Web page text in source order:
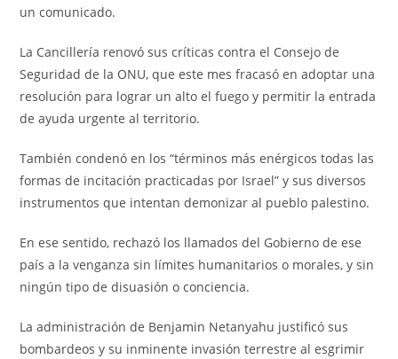
un comunicado.
La Cancillería renovó sus críticas contra el Consejo de
Seguridad de la ONU, que este mes fracasó en adoptar una
resolución para lograr un alto el fuego y permitir la entrada
de ayuda urgente al territorio.
También condenó en los “términos más enérgicos todas las
formas de incitación practicadas por Israel” y sus diversos
instrumentos que intentan demonizar al pueblo palestino.
En ese sentido, rechazó los llamados del Gobierno de ese
país a la venganza sin límites humanitarios o morales, y sin
ningún tipo de disuasión o conciencia.
La administración de Benjamin Netanyahu justificó sus
bombardeos y su inminente invasión terrestre al esgrimir